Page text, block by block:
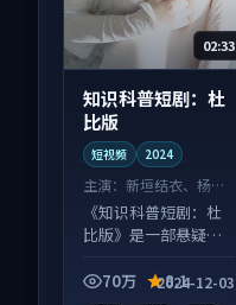
02:33
知识科普短剧：杜
比版
短视频 2024
主演： 新垣结衣、杨紫
等
《知识科普短剧：杜
比版》是一部悬疑向
系层层推进，尾声常
70万 8.1
2024-12-03